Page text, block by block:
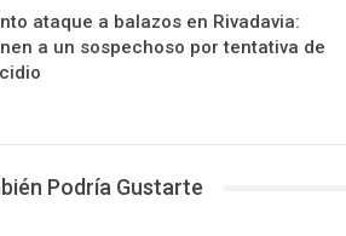
ataque a balazos en Rivadavia:
a un sospechoso por tentativa de
Podría Gustarte